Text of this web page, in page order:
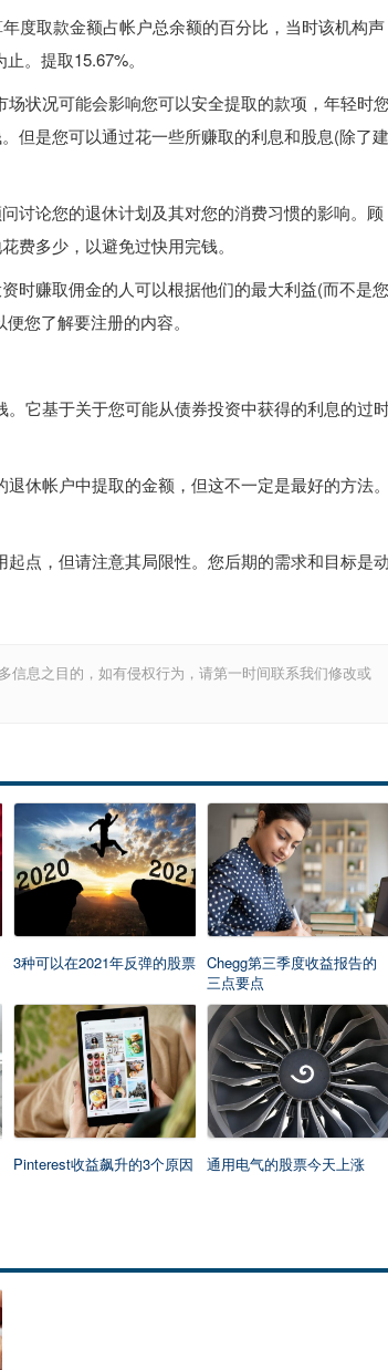
度取款金额占帐户总余额的百分比，当时该机构声
。提取15.67%。
状况可能会影响您可以安全提取的款项，年轻时您
但是您可以通过花一些所赚取的利息和股息(除了建
讨论您的退休计划及其对您的消费习惯的影响。顾
费多少，以避免过快用完钱。
时赚取佣金的人可以根据他们的最大利益(而不是您
您了解要注册的内容。
它基于关于您可能从债券投资中获得的利息的过
休帐户中提取的金额，但这不一定是最好的方法。
点，但请注意其局限性。您后期的需求和目标是动
信息之目的，如有侵权行为，请第一时间联系我们修改或
3种可以在2021年反弹的股票 Chegg第三季度收益报告的
三点要点
Pinterest收益飙升的3个原因 通用电气的股票今天上涨